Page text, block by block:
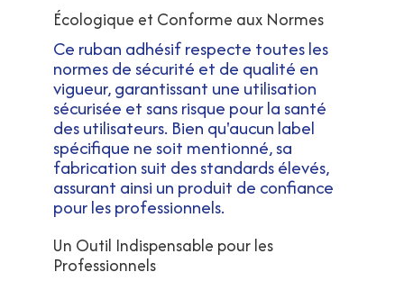
Écologique et Conforme aux Normes
Ce ruban adhésif respecte toutes les
normes de sécurité et de qualité en
vigueur, garantissant une utilisation
sécurisée et sans risque pour la santé
des utilisateurs. Bien qu'aucun label
spécifique ne soit mentionné, sa
fabrication suit des standards élevés,
assurant ainsi un produit de confiance
pour les professionnels.
Un Outil Indispensable pour les
Professionnels